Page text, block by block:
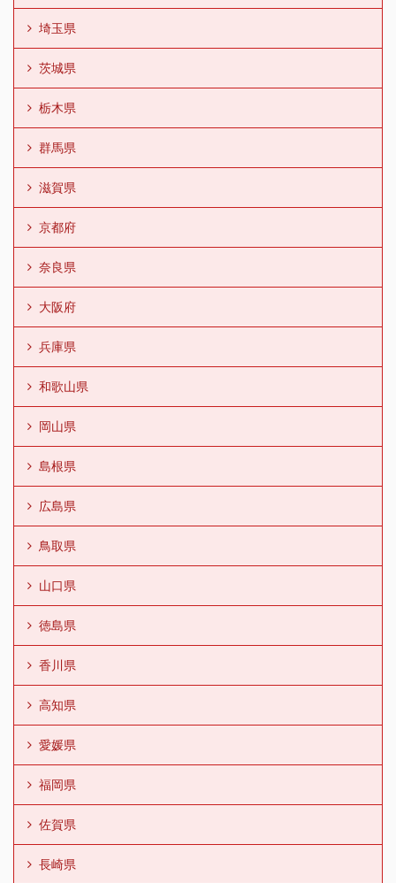
埼玉県
茨城県
栃木県
群馬県
滋賀県
京都府
奈良県
大阪府
兵庫県
和歌山県
岡山県
島根県
広島県
鳥取県
山口県
徳島県
香川県
高知県
愛媛県
福岡県
佐賀県
長崎県